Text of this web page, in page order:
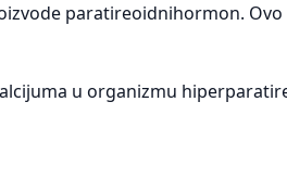
paratireoidnihormon.
u organizmu